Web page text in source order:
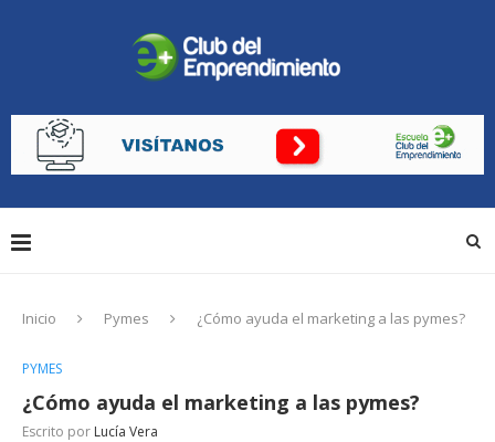
Inicio Pymes ¿Cómo ayuda el marketing a las pymes?
PYMES
¿Cómo ayuda el marketing a las pymes?
Escrito por Lucía Vera